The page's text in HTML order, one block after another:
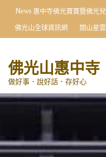
content
News 惠中寺佛光寶寶暨佛光
佛光山全球資訊網
開山星
佛光山惠中寺
做好事．說好話．存好心